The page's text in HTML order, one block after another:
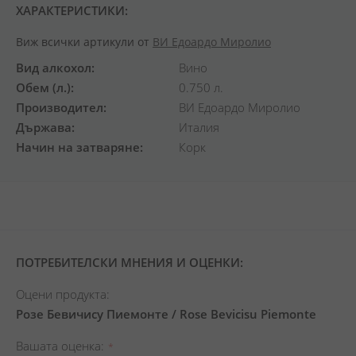
ХАРАКТЕРИСТИКИ:
Виж всички артикули от ВИ Едоардо Миролио
Вид алкохол
Вино
Обем (л.)
0.750 л.
Производител
ВИ Едоардо Миролио
Държава
Италия
Начин на затваряне
Корк
ПОТРЕБИТЕЛСКИ МНЕНИЯ И ОЦЕНКИ:
Оцени продукта:
Розе Бевичису Пиемонте / Rose Bevicisu Piemonte
Вашата оценка